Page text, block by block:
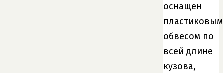
оснащен
пластиковым
обвесом по
всей длине
кузова,